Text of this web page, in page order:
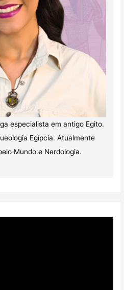
especialista em antigo Egito.
Egípcia. Atualmente
Mundo e Nerdologia.